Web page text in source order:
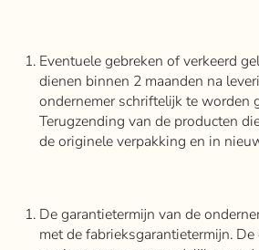
Eventuele gebreken of verkeerd
dienen binnen 2 maanden na
ondernemer schriftelijk te worden
Terugzending van de producten
de originele verpakking en in
De garantietermijn van de
met de fabrieksgarantietermijn.